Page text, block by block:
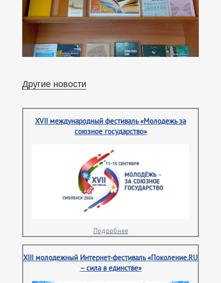
Другие новости
XVII международный фестиваль «Молодежь за
союзное государство»
Подробнее
XIII молодежный Интернет-фестиваль «Поколение.RU
– сила в единстве»